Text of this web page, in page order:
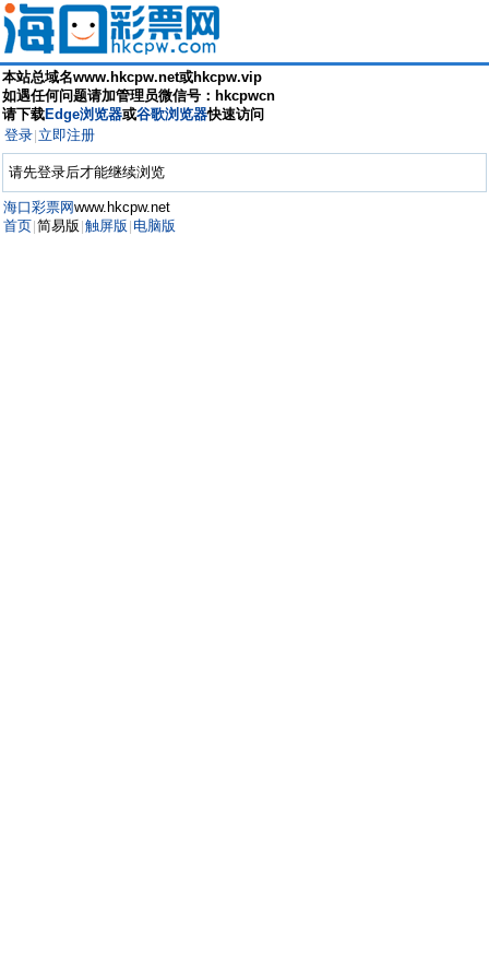
本站总域名www.hkcpw.net或hkcpw.vip
如遇任何问题请加管理员微信号：hkcpwcn
请下载Edge浏览器或谷歌浏览器快速访问
登录 立即注册
请先登录后才能继续浏览
海口彩票网www.hkcpw.net
首页 简易版 触屏版 电脑版